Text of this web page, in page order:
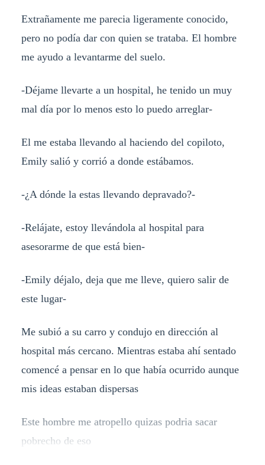
Extrañamente me parecia ligeramente conocido,
pero no podía dar con quien se trataba. El hombre
me ayudo a levantarme del suelo.
-Déjame llevarte a un hospital, he tenido un muy
mal día por lo menos esto lo puedo arreglar-
El me estaba llevando al haciendo del copiloto,
Emily salió y corrió a donde estábamos.
-¿A dónde la estas llevando depravado?-
-Relájate, estoy llevándola al hospital para
asesorarme de que está bien-
-Emily déjalo, deja que me lleve, quiero salir de
este lugar-
Me subió a su carro y condujo en dirección al
hospital más cercano. Mientras estaba ahí sentado
comencé a pensar en lo que había ocurrido aunque
mis ideas estaban dispersas
Este hombre me atropello quizas podria sacar
pobrecho de eso